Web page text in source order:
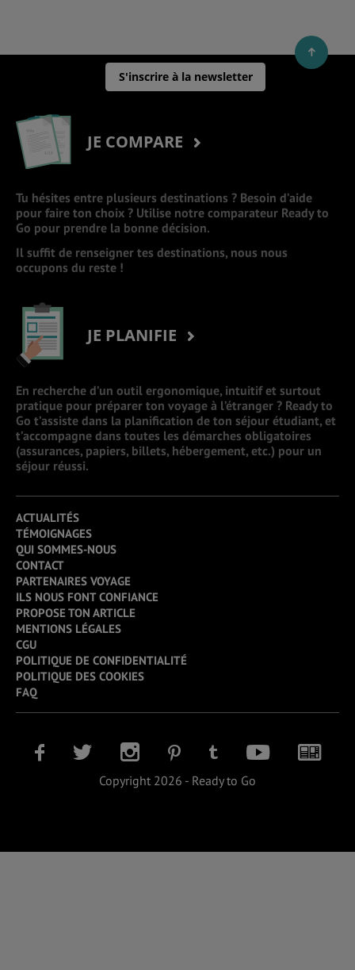
S'inscrire à la newsletter
JE COMPARE
Tu hésites entre plusieurs destinations ? Besoin d’aide
pour faire ton choix ? Utilise notre comparateur Ready to
Go pour prendre la bonne décision.
Il suffit de renseigner tes destinations, nous nous
occupons du reste !
JE PLANIFIE
En recherche d’un outil ergonomique, intuitif et surtout
pratique pour préparer ton voyage à l’étranger ? Ready to
Go t’assiste dans la planification de ton séjour étudiant, et
t’accompagne dans toutes les démarches obligatoires
(assurances, papiers, billets, hébergement, etc.) pour un
séjour réussi.
ACTUALITÉS
TÉMOIGNAGES
QUI SOMMES-NOUS
CONTACT
PARTENAIRES VOYAGE
ILS NOUS FONT CONFIANCE
PROPOSE TON ARTICLE
MENTIONS LÉGALES
CGU
POLITIQUE DE CONFIDENTIALITÉ
POLITIQUE DES COOKIES
FAQ
Copyright 2026 - Ready to Go